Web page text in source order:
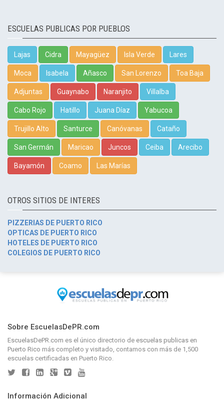
ESCUELAS PUBLICAS POR PUEBLOS
Lajas Cidra Mayagüez Isla Verde Lares
Moca Isabela Añasco San Lorenzo Toa Baja
Adjuntas Guaynabo Naranjito Villalba
Cabo Rojo Hatillo Juana Díaz Yabucoa
Trujillo Alto Santurce Canóvanas Cataño
San Germán Maricao Juncos Ceiba Arecibo
Bayamón Coamo Las Marías
OTROS SITIOS DE INTERES
PIZZERIAS DE PUERTO RICO
OPTICAS DE PUERTO RICO
HOTELES DE PUERTO RICO
COLEGIOS DE PUERTO RICO
Sobre EscuelasDePR.com
EscuelasDePR.com es el único directorio de escuelas publicas en
Puerto Rico más completo y visitado, contamos con más de 1,500
escuelas certificadas en Puerto Rico.
Información Adicional